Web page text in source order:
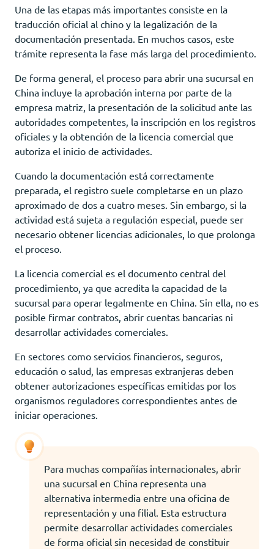
Una de las etapas más importantes consiste en la
traducción oficial al chino y la legalización de la
documentación presentada. En muchos casos, este
trámite representa la fase más larga del procedimiento.
De forma general, el proceso para abrir una sucursal en
China incluye la aprobación interna por parte de la
empresa matriz, la presentación de la solicitud ante las
autoridades competentes, la inscripción en los registros
oficiales y la obtención de la licencia comercial que
autoriza el inicio de actividades.
Cuando la documentación está correctamente
preparada, el registro suele completarse en un plazo
aproximado de dos a cuatro meses. Sin embargo, si la
actividad está sujeta a regulación especial, puede ser
necesario obtener licencias adicionales, lo que prolonga
el proceso.
La licencia comercial es el documento central del
procedimiento, ya que acredita la capacidad de la
sucursal para operar legalmente en China. Sin ella, no es
posible firmar contratos, abrir cuentas bancarias ni
desarrollar actividades comerciales.
En sectores como servicios financieros, seguros,
educación o salud, las empresas extranjeras deben
obtener autorizaciones específicas emitidas por los
organismos reguladores correspondientes antes de
iniciar operaciones.
Para muchas compañías internacionales, abrir
una sucursal en China representa una
alternativa intermedia entre una oficina de
representación y una filial. Esta estructura
permite desarrollar actividades comerciales
de forma oficial sin necesidad de constituir